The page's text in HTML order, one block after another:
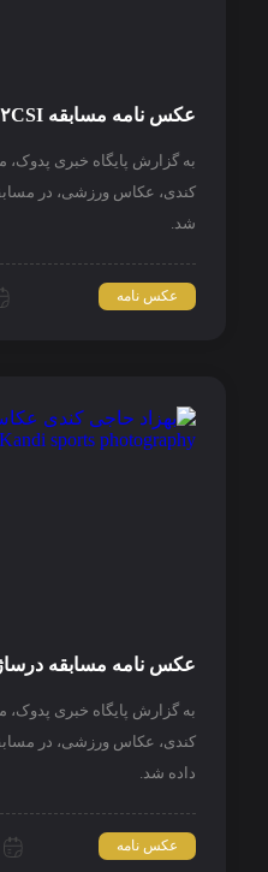
عکس نامه مسابقه ۲CSI
به گزارش پایگاه خبری
شد.
عکس نامه
عکس نامه مسابقه درساژ
به گزارش پایگاه خبری
کندی، عکاس ورزشی، در
داده شد.
عکس نامه